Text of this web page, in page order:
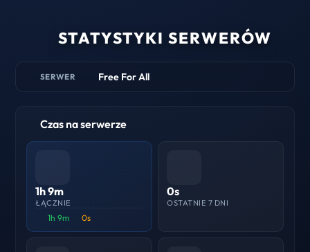
STATYSTYKI SERWERÓW
SERWER Free For All
Czas na serwerze
1h 9m
ŁĄCZNIE
1h 9m 0s
0s
OSTATNIE 7 DNI